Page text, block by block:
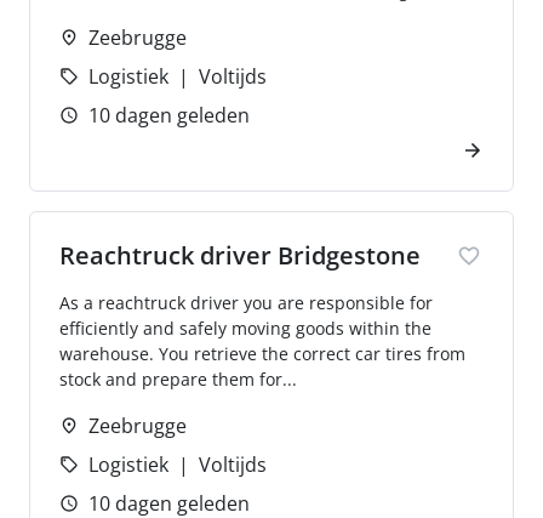
Zeebrugge
Logistiek
Voltijds
10 dagen geleden
Reachtruck driver Bridgestone
As a reachtruck driver you are responsible for
efficiently and safely moving goods within the
warehouse. You retrieve the correct car tires from
stock and prepare them for...
Zeebrugge
Logistiek
Voltijds
10 dagen geleden